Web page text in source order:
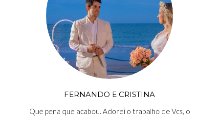
FERNANDO E CRISTINA
Que pena que acabou. Adorei o trabalho de Vcs, o